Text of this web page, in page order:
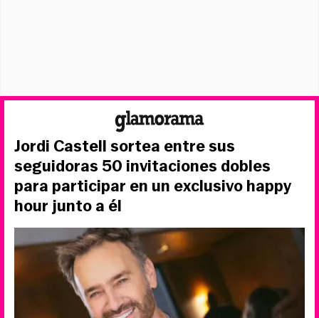
Jordi Castell sortea entre sus
seguidoras 50 invitaciones dobles
para participar en un exclusivo happy
hour junto a él